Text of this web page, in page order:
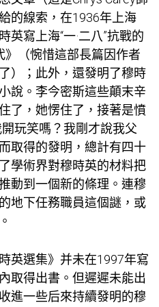
的線索，在1936年上海
英寫上海“一·二八”抗戰的
（惋惜這部長篇因作者
）；此外，還發明了穆時
說。李今密斯這些顛末辛
了，她愣住了，接著是憤
玩笑嗎？我剛才說我父
取得的發明，總計有四十
學術界對穆時英的材料把
動到一個新的條理。連穆
地下任務職員這個謎，或
英選集》并未在1997年寫
取得出書。但遲遲未能出
進一些后來持續發明的穆